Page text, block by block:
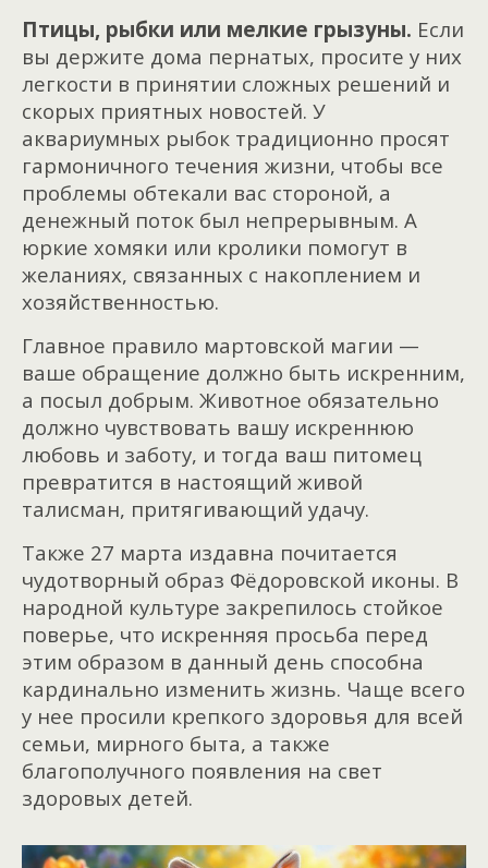
Птицы, рыбки или мелкие грызуны. Если
вы держите дома пернатых, просите у них
легкости в принятии сложных решений и
скорых приятных новостей. У
аквариумных рыбок традиционно просят
гармоничного течения жизни, чтобы все
проблемы обтекали вас стороной, а
денежный поток был непрерывным. А
юркие хомяки или кролики помогут в
желаниях, связанных с накоплением и
хозяйственностью.
Главное правило мартовской магии —
ваше обращение должно быть искренним,
а посыл добрым. Животное обязательно
должно чувствовать вашу искреннюю
любовь и заботу, и тогда ваш питомец
превратится в настоящий живой
талисман, притягивающий удачу.
Также 27 марта издавна почитается
чудотворный образ Фёдоровской иконы. В
народной культуре закрепилось стойкое
поверье, что искренняя просьба перед
этим образом в данный день способна
кардинально изменить жизнь. Чаще всего
у нее просили крепкого здоровья для всей
семьи, мирного быта, а также
благополучного появления на свет
здоровых детей.